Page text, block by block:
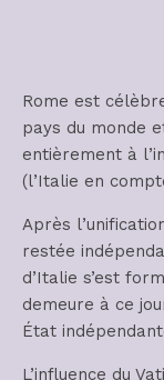
Rome est
pays du monde
entièrement à
(l’Italie en
Après
restée
d’Italie s’est
demeure à ce
État
L’influence du